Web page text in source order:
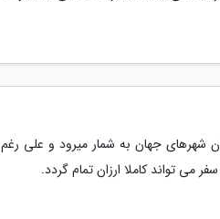
شهرهای جهان به شمار میرود و علی رغم
می تواند کاملا ارزان تمام گردد.